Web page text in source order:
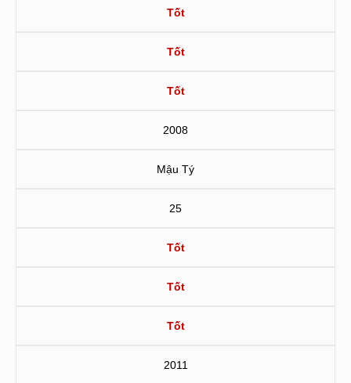
Tốt
Tốt
Tốt
2008
Mậu Tý
25
Tốt
Tốt
Tốt
2011